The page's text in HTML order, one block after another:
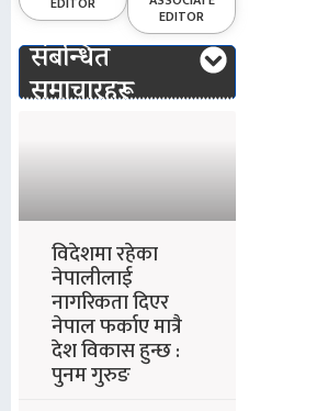
EDITOR
संबन्धित
समाचारहरू
विदेशमा रहेका
नेपालीलाई
नागरिकता दिएर
नेपाल फर्काए मात्रै
देश विकास हुन्छ :
पुनम गुरुङ